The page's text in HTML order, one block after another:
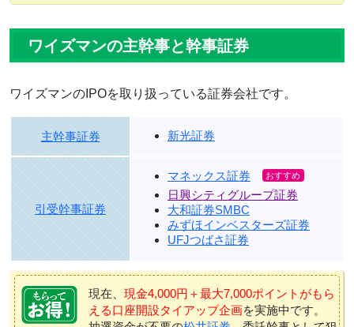
ワイズマンの主幹事と幹事証券
ワイズマンのIPOを取り扱っている証券会社です。
主幹事証券 新光証券
引受幹事証券
マネックス証券
日興シティグループ証券
大和証券SMBC
みずほインベスターズ証券
UFJつばさ証券
現在、 現金4,000円＋最大7,000ポイントがもら
える口座開設タイアップ企画を実施中です。